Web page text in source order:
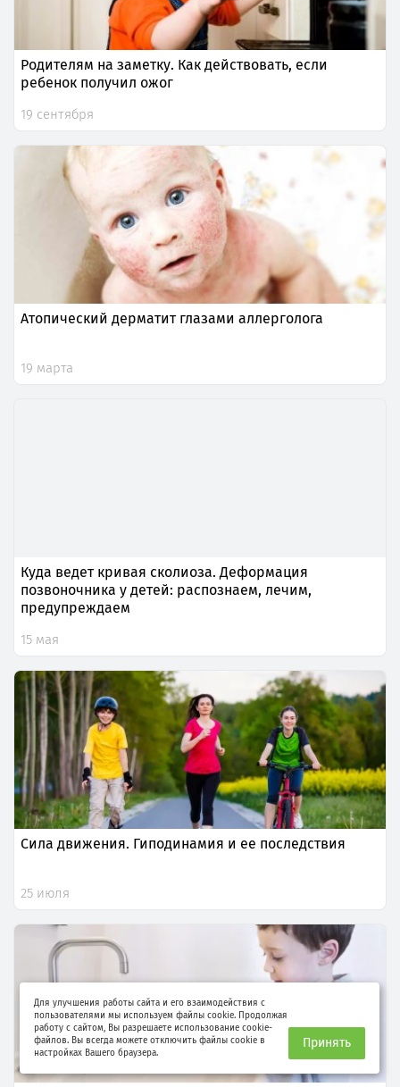
Родителям на заметку. Как действовать, если
ребенок получил ожог
19 сентября
Атопический дерматит глазами аллерголога
19 марта
Куда ведет кривая сколиоза. Деформация
позвоночника у детей: распознаем, лечим,
предупреждаем
15 мая
Сила движения. Гиподинамия и ее последствия
25 июля
Для улучшения работы сайта и его взаимодействия с
пользователями мы используем файлы cookie. Продолжая
работу с сайтом, Вы разрешаете использование cookie-
файлов. Вы всегда можете отключить файлы cookie в
настройках Вашего браузера.
Принять